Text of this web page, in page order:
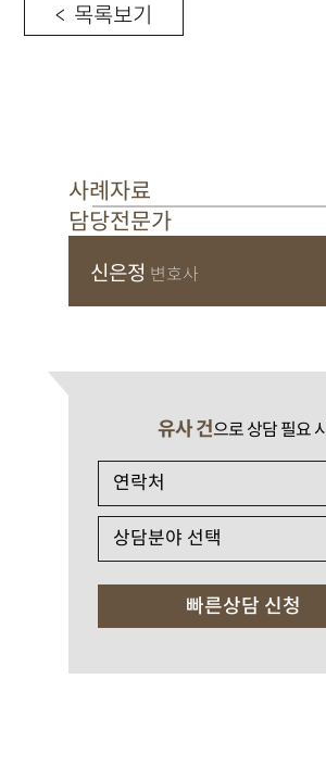
< 목록보기
사례자료
담당전문가
신은정 변호사
유사 건으로 상담 필요 시